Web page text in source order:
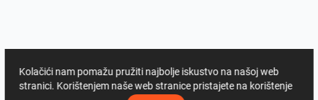
Kolačići nam pomažu pružiti najbolje iskustvo na našoj web
stranici. Korištenjem naše web stranice pristajete na korištenje